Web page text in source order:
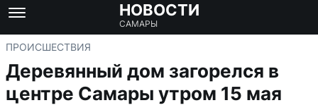
НОВОСТИ
САМАРЫ
ПРОИСШЕСТВИЯ
Деревянный дом загорелся в
центре Самары утром 15 мая